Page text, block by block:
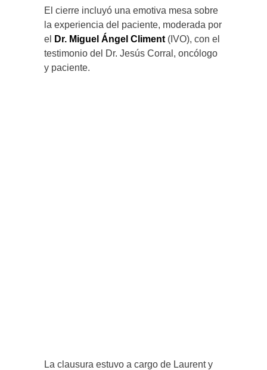
El cierre incluyó una emotiva mesa sobre
la experiencia del paciente, moderada por
el
Dr. Miguel Ángel Climent (IVO), con el
testimonio del Dr. Jesús Corral, oncólogo
y paciente.
La clausura estuvo a cargo de Laurent y